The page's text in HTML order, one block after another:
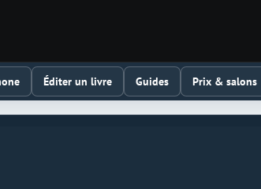
Éditer un livre Guides Prix & salons